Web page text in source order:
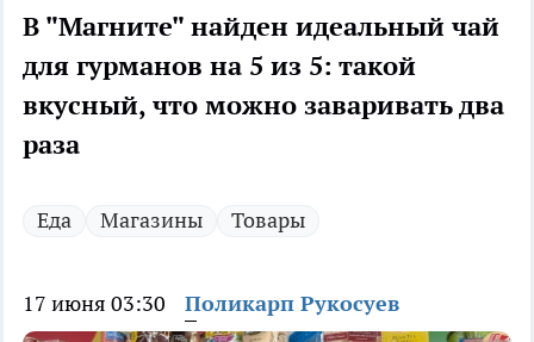
В "Магните" найден идеальный чай
для гурманов на 5 из 5: такой
вкусный, что можно заваривать два
раза
Еда Магазины Товары
17 июня 03:30 Поликарп Рукосуев